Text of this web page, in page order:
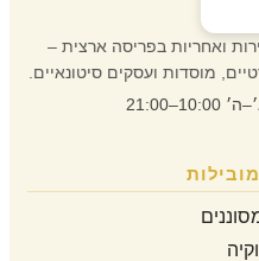
ואחריות בפריסה ארצית –
מוסדות ועסקים סיטונאיים.
10:00–21:00